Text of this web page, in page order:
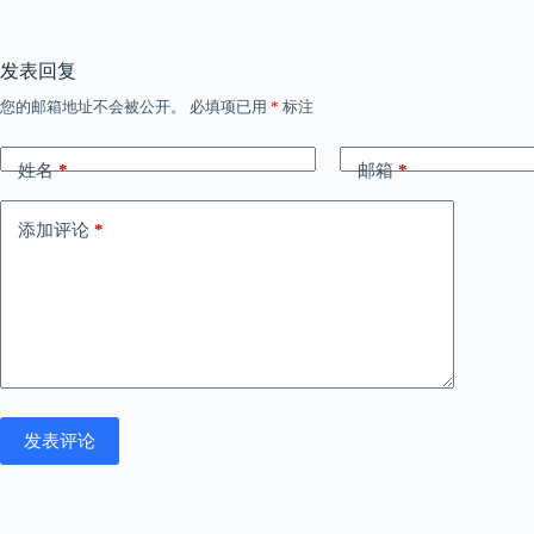
发表回复
您的邮箱地址不会被公开。 必填项已用 * 标注
姓名* 邮箱*
添加评论 *
发表评论